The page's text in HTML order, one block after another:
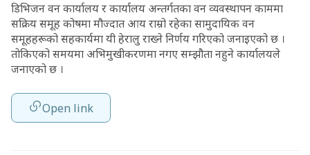
डिभिजन वन कार्यालय र कार्यालय अन्तर्गतका वन व्यवस्थापन काममा
सक्रिय समूह कोषमा मौज्दात आय राम्रो रहेका सामुदायिक वन
समूहहरूको सहकार्यमा यी हेरालु राख्ने निर्णय गरिएको जनाइएको छ ।
तोकिएको समयमा अभिमुखीकरणमा नगए सम्झौता नहुने कार्यालयले
जनाएको छ ।
Open link